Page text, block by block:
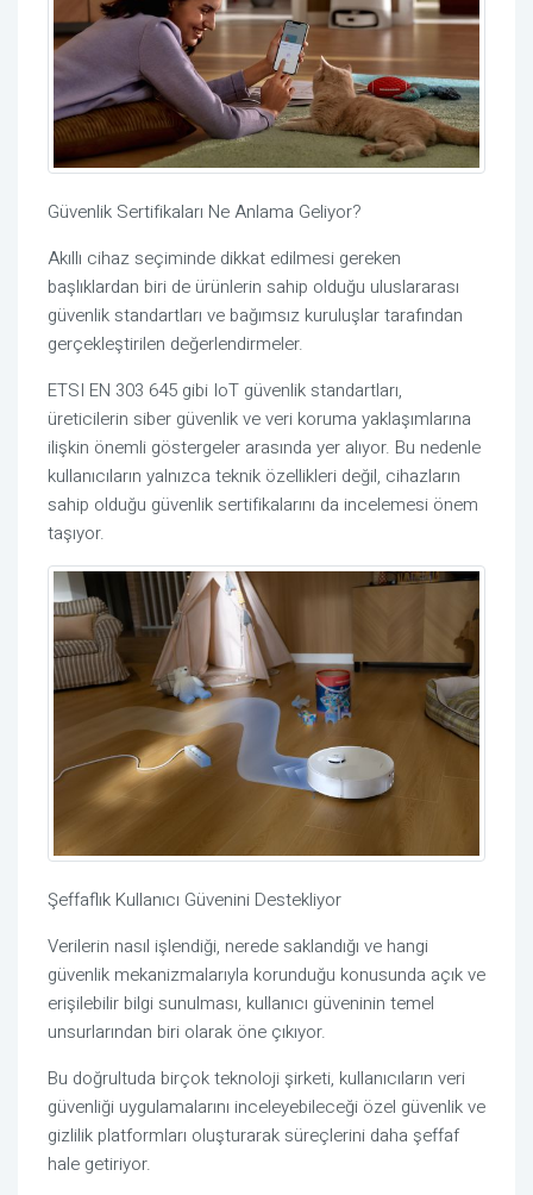
Güvenlik Sertifikaları Ne Anlama Geliyor?
Akıllı cihaz seçiminde dikkat edilmesi gereken
başlıklardan biri de ürünlerin sahip olduğu uluslararası
güvenlik standartları ve bağımsız kuruluşlar tarafından
gerçekleştirilen değerlendirmeler.
ETSI EN 303 645 gibi IoT güvenlik standartları,
üreticilerin siber güvenlik ve veri koruma yaklaşımlarına
ilişkin önemli göstergeler arasında yer alıyor. Bu nedenle
kullanıcıların yalnızca teknik özellikleri değil, cihazların
sahip olduğu güvenlik sertifikalarını da incelemesi önem
taşıyor.
Şeffaflık Kullanıcı Güvenini Destekliyor
Verilerin nasıl işlendiği, nerede saklandığı ve hangi
güvenlik mekanizmalarıyla korunduğu konusunda açık ve
erişilebilir bilgi sunulması, kullanıcı güveninin temel
unsurlarından biri olarak öne çıkıyor.
Bu doğrultuda birçok teknoloji şirketi, kullanıcıların veri
güvenliği uygulamalarını inceleyebileceği özel güvenlik ve
gizlilik platformları oluşturarak süreçlerini daha şeffaf
hale getiriyor.